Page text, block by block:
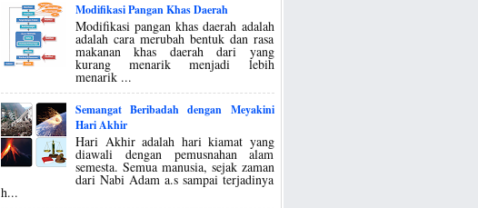
Modifikasi Pangan Khas Daerah
Modifikasi pangan khas daerah adalah
adalah cara merubah bentuk dan rasa
makanan khas daerah dari yang
kurang menarik menjadi lebih
menarik ...
Semangat Beribadah dengan Meyakini
Hari Akhir
Hari Akhir adalah hari kiamat yang
diawali dengan pemusnahan alam
semesta. Semua manusia, sejak zaman
dari Nabi Adam a.s sampai terjadinya
h...